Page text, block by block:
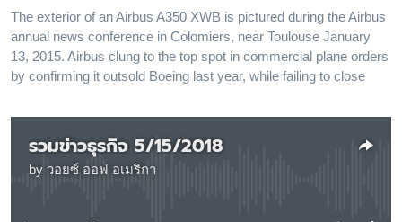
ติดตามเรา
เลือกภาษา
The exterior of an Airbus A350 XWB is pictured during the Airbus
annual news conference in Colomiers, near Toulouse January
13, 2015. Airbus clung to the top spot in commercial plane orders
by confirming it outsold Boeing last year, while failing to close
รวมข่าวธุรกิจ 5/15/2018
by วอยซ์ ออฟ อเมริกา
No media source currently available